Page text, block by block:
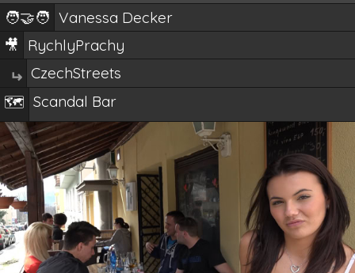
🧑‍🤝‍🧑 Vanessa Decker
🎥 RychlyPrachy
↵ CzechStreets
🗺️ Scandal Bar